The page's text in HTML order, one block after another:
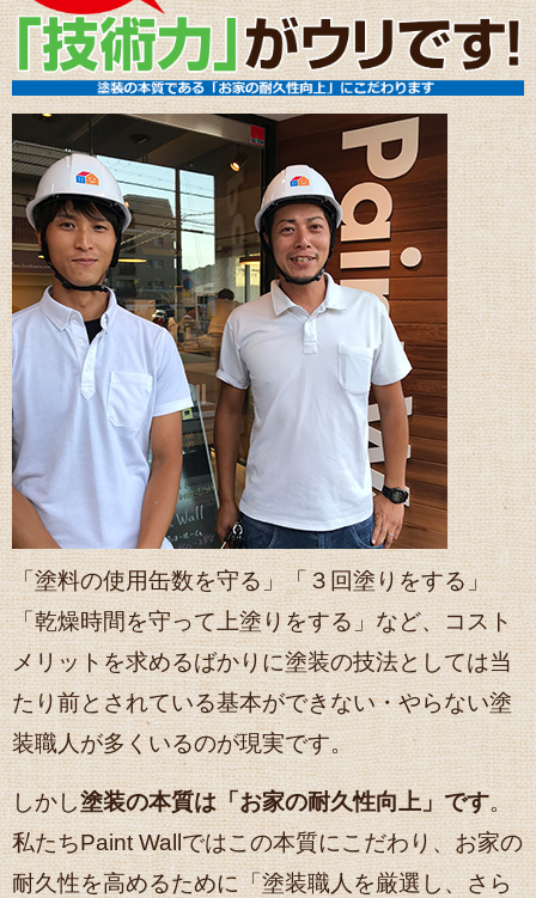
「塗料の使用缶数を守る」「３回塗りをする」
「乾燥時間を守って上塗りをする」など、コスト
メリットを求めるばかりに塗装の技法としては当
たり前とされている基本ができない・やらない塗
装職人が多くいるのが現実です。
しかし塗装の本質は「お家の耐久性向上」です。
私たちPaint Wallではこの本質にこだわり、お家の
耐久性を高めるために「塗装職人を厳選し、さら